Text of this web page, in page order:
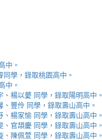
中。
學，錄取桃園高中。
中。
楊以薆 同學，錄取陽明高中。
豐伶 同學，錄取壽山高中。
楊家愉 同學，錄取壽山高中。
官頡慶 同學，錄取壽山高中。
陳佩萱 同學，錄取壽山高中。